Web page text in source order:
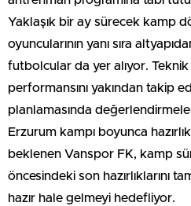
Yaklaşık bir ay sürecek kamp
oyuncularının yanı sıra
futbolcular da yer alıyor.
performansını yakından takip
planlamasında
Erzurum kampı boyunca
beklenen Vanspor FK, kamp
öncesindeki son hazırlıklarını
hazır hale gelmeyi hedefliyor.